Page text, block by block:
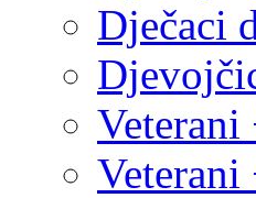
Dječaci
Veterani
Veterani